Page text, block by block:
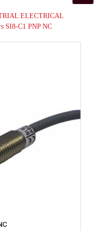
ELECTRICAL
SI8-C1 PNP NC